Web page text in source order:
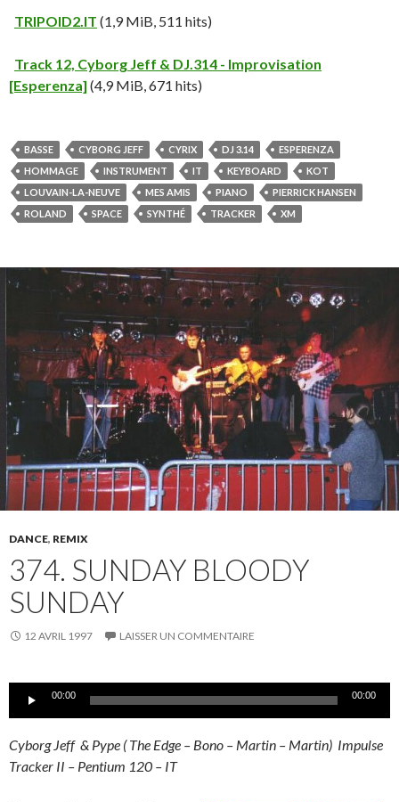
TRIPOID2.IT (1,9 MiB, 511 hits)
Track 12, Cyborg Jeff & DJ.314 - Improvisation
[Esperenza] (4,9 MiB, 671 hits)
BASSE CYBORG JEFF CYRIX DJ 3.14
ESPERENZA
HOMMAGE
INSTRUMENT IT KEYBOARD
KOT
LOUVAIN-LA-NEUVE
MES AMIS PIANO
PIERRICK HANSEN
ROLAND
SPACE SYNTHÉ TRACKER XM
DANCE, REMIX
374. SUNDAY BLOODY
SUNDAY
12 AVRIL 1997 LAISSER UN COMMENTAIRE
Lecteur00:00 00:00
Cyborg Jeff & Pype ( The Edge – Bono – Martin – Martin) Impulse
Tracker II – Pentium 120 – IT